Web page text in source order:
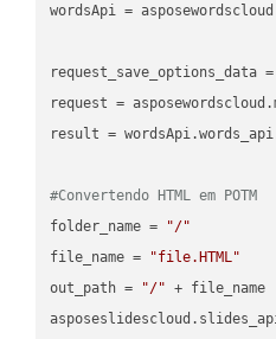
wordsApi =
request_save_options_data
request =
result =
#Convertendo HTML em POTM
folder_name =
"/"
file_name =
"file.HTML"
out_path =
"/" + file_name